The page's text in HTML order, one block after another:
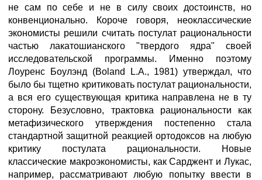
не сам по себе и не в силу своих достоинств, но
конвенционально. Короче говоря, неоклассические
экономисты решили считать постулат рациональности
частью лакатошианского "твердого ядра" своей
исследовательской программы. Именно поэтому
Лоуренс Боулэнд (Boland L.A., 1981) утверждал, что
было бы тщетно критиковать постулат рациональности,
а вся его существующая критика направлена не в ту
сторону. Безусловно, трактовка рациональности как
метафизического утверждения постепенно стала
стандартной защитной реакцией ортодоксов на любую
критику постулата рациональности. Новые
классические макроэкономисты, как Сарджент и Лукас,
например, рассматривают любую попытку ввести в